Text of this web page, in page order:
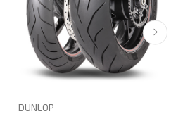
DUNLOP